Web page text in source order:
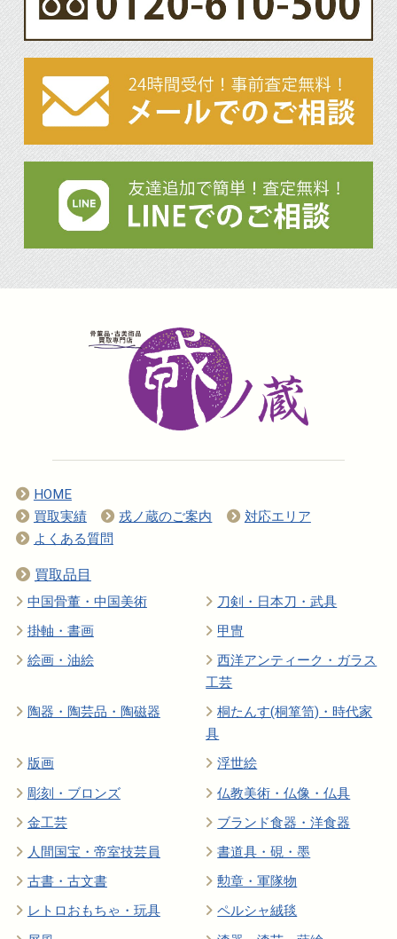
HOME
買取実績
戎ノ蔵のご案内
対応エリア
よくある質問
買取品目
中国骨董・中国美術
刀剣・日本刀・武具
掛軸・書画
甲冑
絵画・油絵
西洋アンティーク・ガラス
工芸
陶器・陶芸品・陶磁器
桐たんす(桐箪笥)・時代家
具
版画
浮世絵
彫刻・ブロンズ
仏教美術・仏像・仏具
金工芸
ブランド食器・洋食器
人間国宝・帝室技芸員
書道具・硯・墨
古書・古文書
勲章・軍隊物
レトロおもちゃ・玩具
ペルシャ絨毯